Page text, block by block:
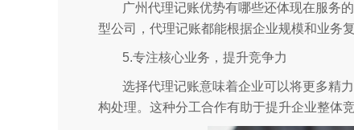
广州代理记账优势有哪些还体现在服务
型公司，代理记账都能根据企业规模和业务
5.专注核心业务，提升竞争力
选择代理记账意味着企业可以将更多精
构处理。这种分工合作有助于提升企业整体